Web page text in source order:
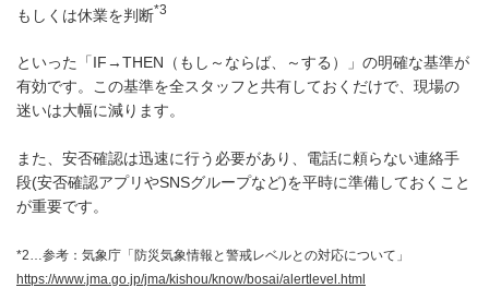
もしくは休業を判断*3
といった「IF→THEN（もし～ならば、～する）」の明確な基準が
有効です。この基準を全スタッフと共有しておくだけで、現場の
迷いは大幅に減ります。
また、安否確認は迅速に行う必要があり、電話に頼らない連絡手
段(安否確認アプリやSNSグループなど)を平時に準備しておくこと
が重要です。
*2…参考：気象庁「防災気象情報と警戒レベルとの対応について」
https://www.jma.go.jp/jma/kishou/know/bosai/alertlevel.html